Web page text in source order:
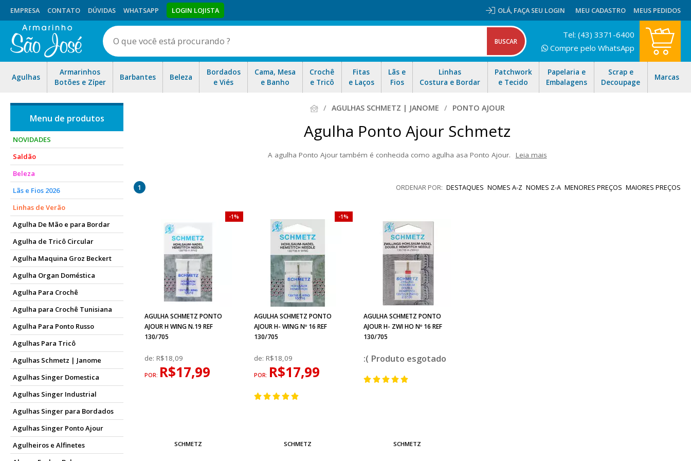
OLÁ, FAÇA SEU LOGIN
EMPRESA CONTATO DÚVIDAS WHATSAPP LOGIN LOJISTA MEU CADASTRO MEUS PEDIDOS
Agulhas
Armarinhos
Botões e Zíper
Barbantes Beleza
Bordados
e Viés
Cama, Mesa
e Banho
Crochê
e Tricô
Fitas
e Laços
Lãs e
Fios
Linhas
Costura e Bordar
Patchwork
e Tecido
Papelaria e
Embalagens
Scrap e
Decoupage
Marcas
Tel: (43) 3371-6400
Compre pelo WhatsApp
NOVIDADES
Saldão
Beleza
Lãs e Fios 2026
Linhas de Verão
Agulha De Mão e para Bordar
Agulha de Tricô Circular
Agulha Maquina Groz Beckert
Agulha Organ Doméstica
Agulha Para Crochê
Agulha para Crochê Tunisiana
Agulha Para Ponto Russo
Agulhas Para Tricô
Agulhas Schmetz | Janome
Agulhas Singer Domestica
Agulhas Singer Industrial
Agulhas Singer para Bordados
Agulhas Singer Ponto Ajour
Agulheiros e Alfinetes
AGULHAS SCHMETZ | JANOME PONTO AJOUR
Agulha Ponto Ajour Schmetz
A agulha Ponto Ajour também é conhecida como agulha asa Ponto Ajour.
Leia mais
Aproveite as ofertas e nosso envio rápido para todo Brasil!
DESTAQUES NOMES A-Z NOMES Z-A MENORES PREÇOS MAIORES PREÇOS
1
AGULHA SCHMETZ PONTO
AJOUR H WING N.19 REF
130/705
de:R$18,09
POR: R$17,99
1%
SCHMETZ
AGULHA SCHMETZ PONTO
AJOUR H- WING Nº 16 REF
130/705
de:R$18,09
POR: R$17,99
1%
SCHMETZ
AGULHA SCHMETZ PONTO
AJOUR H- ZWI HO Nº 16 REF
130/705
esgotado
SCHMETZ